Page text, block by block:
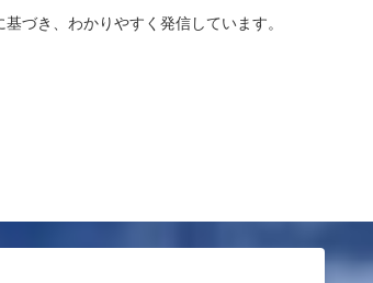
づき、わかりやすく発信しています。